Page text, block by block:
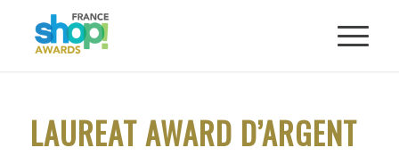
LAUREAT AWARD D’ARGENT